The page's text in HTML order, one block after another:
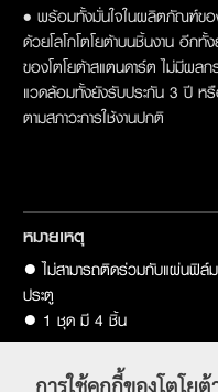
• พร้อมทั้งมั่นใจในผลิตภัณฑ์ของ
ด้วยโลโกโตโยต้าบนชิ้นงาน อีกทั้
ของโตโยต้าสแตนดาร์ต ไม่มีผล
แวดล้อมทั้งยังรับประกัน 3 ปี ห
ตามสภาวะการใช้งานปกติ
หมายเหตุ
● ไม่สามารถติดร่วมกับแผ่นฟิล์
ประตู
● 1 ชุด มี 4 ชิ้น
● ราคาไม่รวมค่าแรงติดตั้ง
การใช้คุกกี้ของโตโยต้